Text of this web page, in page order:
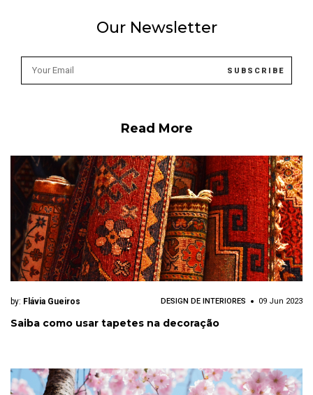
Our Newsletter
Read More
by: Flávia Gueiros DESIGN DE INTERIORES 09 Jun 2023
Saiba como usar tapetes na decoração